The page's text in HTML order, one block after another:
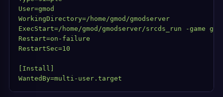
User=gmod
WorkingDirectory=/home/gmod/gmodserver
ExecStart=/home/gmod/gmodserver/srcds_run -game
Restart=on-failure
RestartSec=10
[Install]
WantedBy=multi-user.target